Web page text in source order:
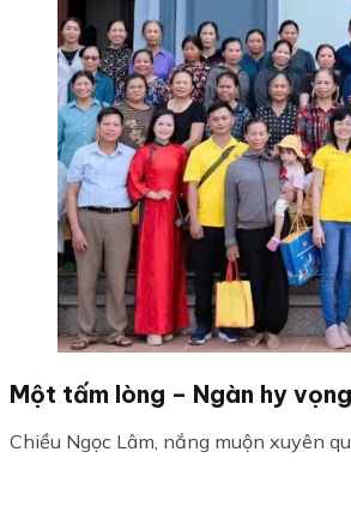
Một tấm lòng – Ngàn hy
Chiều Ngọc Lâm, nắng muộn xuyên